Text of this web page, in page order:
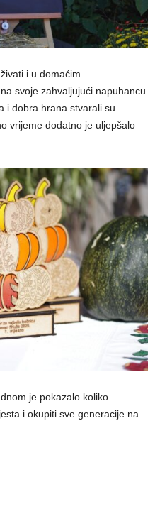
i u domaćim
svoje zahvaljujući napuhancu
i dobra hrana stvarali su
vrijeme dodatno je uljepšalo
je pokazalo koliko
i okupiti sve generacije na